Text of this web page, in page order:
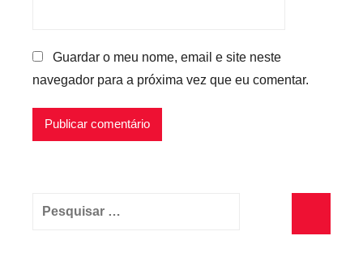
Guardar o meu nome, email e site neste
navegador para a próxima vez que eu comentar.
Pesquisar